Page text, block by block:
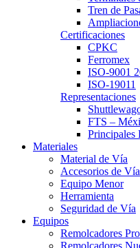
Tren de
Certificaciones
CPKC
Ferromex
ISO-9001
ISO-19011
Representaciones
FTS –
Principales
Materiales
Material de Vía
Accesorios de Vía
Equipo Menor
Herramienta
Seguridad de Vía
Equipos
Remolcadores
Remolcadores